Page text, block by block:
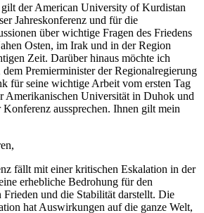
der American University of Kurdistan
Jahreskonferenz und für die
über wichtige Fragen des Friedens
Osten, im Irak und in der Region
Zeit. Darüber hinaus möchte ich
Premierminister der Regionalregierung
für seine wichtige Arbeit vom ersten Tag
Amerikanischen Universität in Duhok und
aussprechen. Ihnen gilt mein
fällt mit einer kritischen Eskalation in der
erhebliche Bedrohung für den
Frieden und die Stabilität darstellt. Die
hat Auswirkungen auf die ganze Welt,